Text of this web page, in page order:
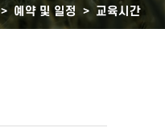
> 예약 및 일정 > 교육시간